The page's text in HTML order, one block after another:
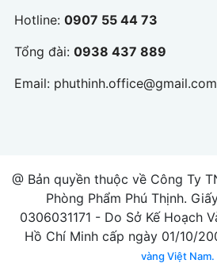
Hotline: 0907 55 44 73
Tổng đài: 0938 437 889
Email: phuthinh.office@gmail.com
@ Bản quyền thuộc về Công Ty
Phòng Phẩm Phú Thịnh.
0306031171 - Do Sở Kế Hoạch
Hồ Chí Minh cấp ngày 01/10/
vàng Việt Nam.